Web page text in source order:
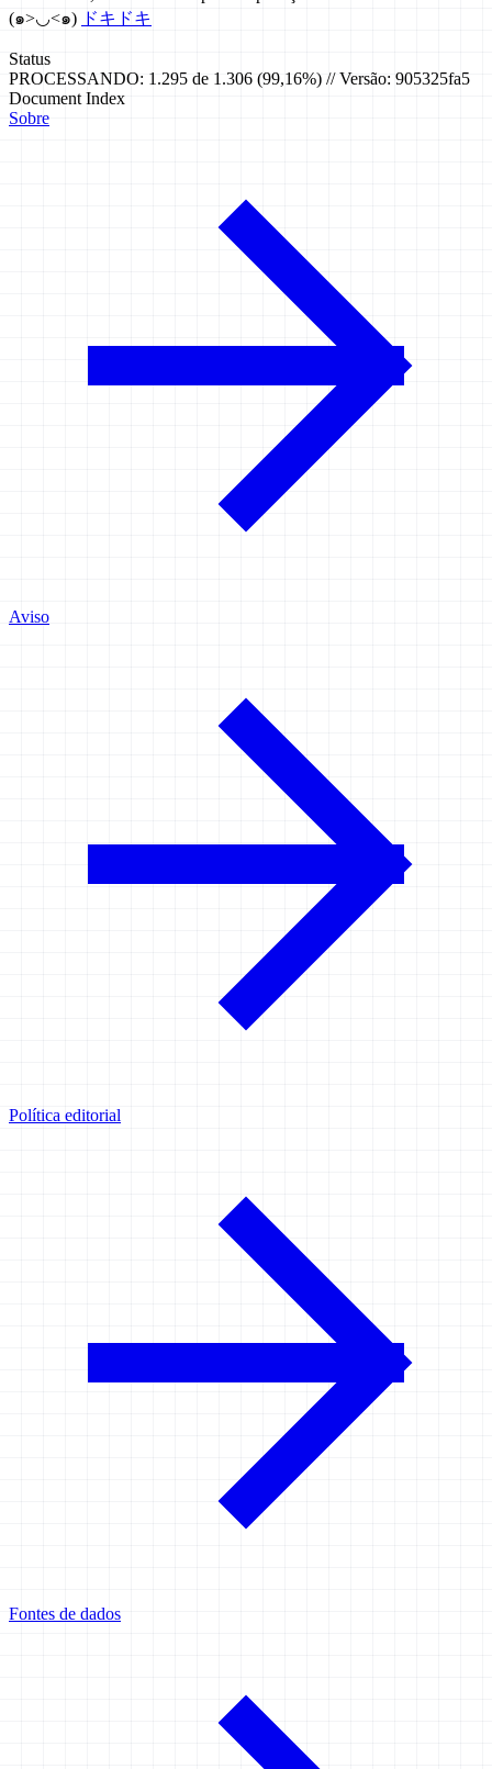
(๑>◡<๑) ドキドキ
Status
PROCESSANDO: 1.295 de 1.306 (99,16%) // Versão: 905325fa5
Document Index
Sobre
Aviso
Política editorial
Fontes de dados